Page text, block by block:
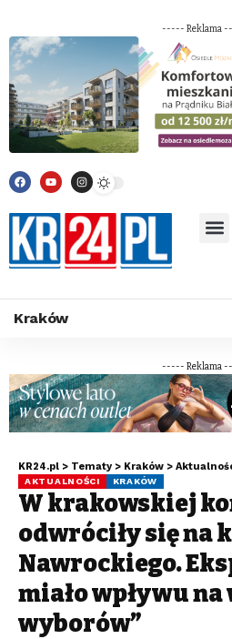
----- Reklama
Kraków
----- Reklama
KR24.pl > Tematy > Kraków >
AKTUALNOŚCI KRAKÓW
W krakowskiej
odwróciły się na
Nawrockiego.
miało wpływu
wyborów”